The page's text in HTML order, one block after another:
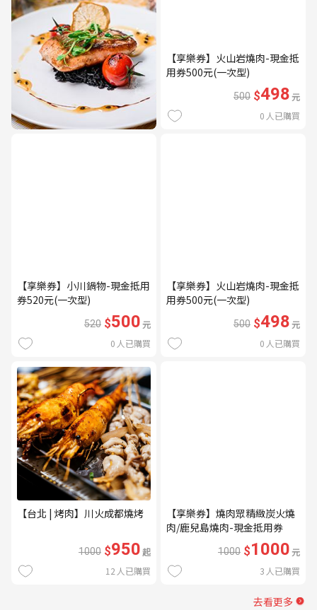
【享樂券】火山岩燒肉-現金抵
用券500元(一次型)
500 $498元
0 人已購買
【享樂券】小川鍋物-現金抵用
券520元(一次型)
520 $500元
0 人已購買
【享樂券】火山岩燒肉-現金抵
用券500元(一次型)
500 $498元
0 人已購買
【台北 | 烤肉】川火成都燒烤
1000 $950起
12 人已購買
【享樂券】燒肉眾精緻炭火燒
肉/鹿兒島燒肉-現金抵用券
1000 $1000元
3 人已購買
去看更多